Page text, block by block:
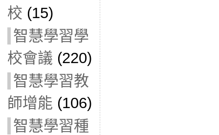
校 (15)
智慧學習學
校會議 (220)
智慧學習教
師增能 (106)
智慧學習種